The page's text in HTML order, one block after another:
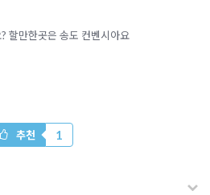
할만한곳은 송도 컨벤시아요
추천 1